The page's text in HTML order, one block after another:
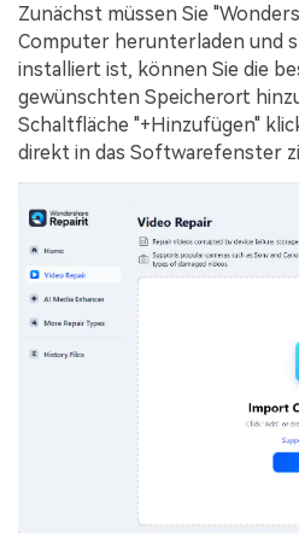
Zunächst müssen Sie
Computer herunterladen und
installiert ist, können Sie die
gewünschten Speicherort
Schaltfläche "+Hinzufügen"
direkt in das Softwarefenster